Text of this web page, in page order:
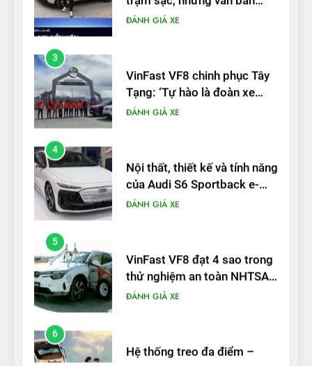
3
VinFast VF8 chinh phục Tây
bánh tại Trung Quốc’
4
Nội thất, thiết kế và tính năng
5
VinFast VF8 đạt 4 sao trong
6
Hệ thống treo đa điểm –